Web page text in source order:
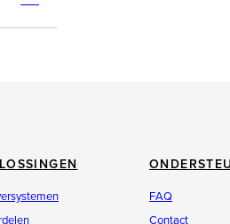
FAQ
Contact